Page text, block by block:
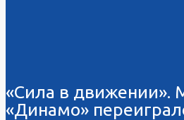
«Сила в движении».
«Динамо»